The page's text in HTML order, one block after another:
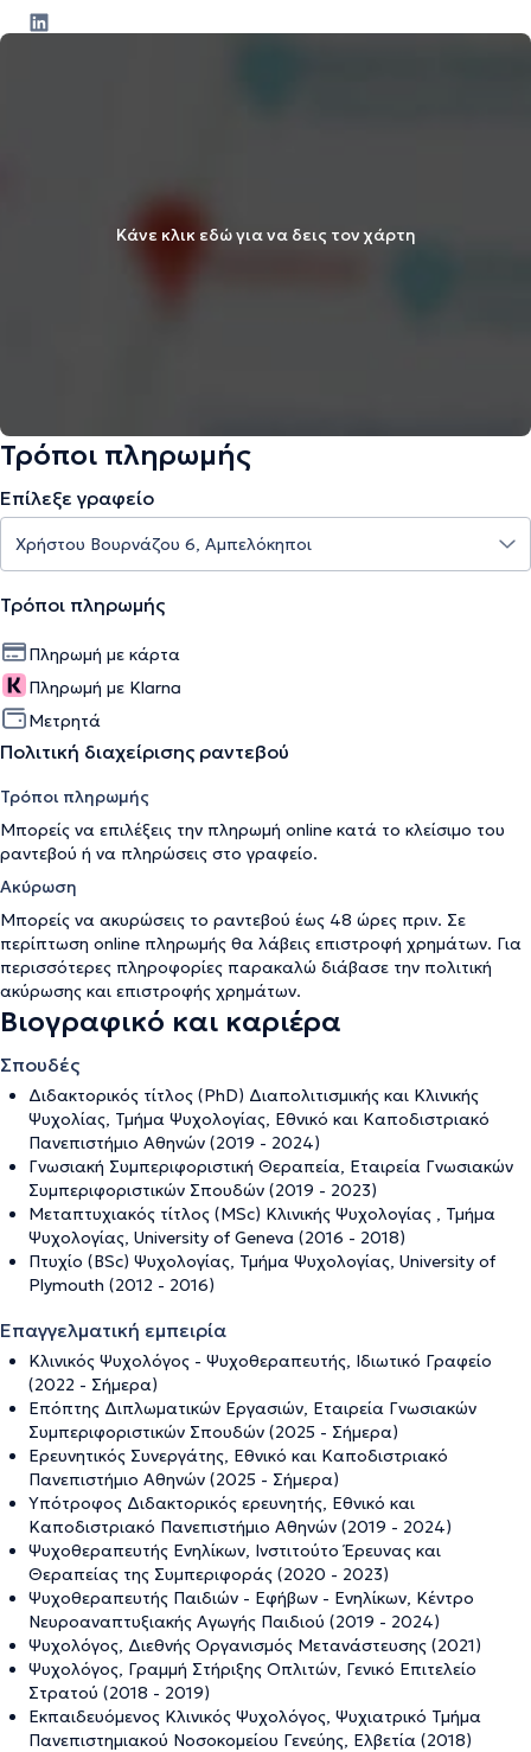
Κάνε κλικ εδώ για να δεις τον χάρτη
Τρόποι πληρωμής
Επίλεξε γραφείο
Τρόποι πληρωμής
Πληρωμή με κάρτα
Πληρωμή με Klarna
Μετρητά
Πολιτική διαχείρισης ραντεβού
Τρόποι πληρωμής
Μπορείς να επιλέξεις την πληρωμή online κατά το κλείσιμο του
ραντεβού ή να πληρώσεις στο γραφείο.
Ακύρωση
Μπορείς να ακυρώσεις το ραντεβού έως 48 ώρες πριν. Σε
περίπτωση online πληρωμής θα λάβεις επιστροφή χρημάτων. Για
περισσότερες πληροφορίες παρακαλώ διάβασε την πολιτική
ακύρωσης και επιστροφής χρημάτων.
Βιογραφικό και καριέρα
Σπουδές
Διδακτορικός τίτλος (PhD) Διαπολιτισμικής και Κλινικής
Ψυχολίας, Τμήμα Ψυχολογίας, Εθνικό και Καποδιστριακό
Πανεπιστήμιο Αθηνών (2019 - 2024)
Γνωσιακή Συμπεριφοριστική Θεραπεία, Εταιρεία Γνωσιακών
Συμπεριφοριστικών Σπουδών (2019 - 2023)
Μεταπτυχιακός τίτλος (MSc) Κλινικής Ψυχολογίας , Τμήμα
Ψυχολογίας, University of Geneva (2016 - 2018)
Πτυχίο (BSc) Ψυχολογίας, Τμήμα Ψυχολογίας, University of
Plymouth (2012 - 2016)
Επαγγελματική εμπειρία
Κλινικός Ψυχολόγος - Ψυχοθεραπευτής, Ιδιωτικό Γραφείο
(2022 - Σήμερα)
Επόπτης Διπλωματικών Εργασιών, Εταιρεία Γνωσιακών
Συμπεριφοριστικών Σπουδών (2025 - Σήμερα)
Ερευνητικός Συνεργάτης, Εθνικό και Καποδιστριακό
Πανεπιστήμιο Αθηνών (2025 - Σήμερα)
Υπότροφος Διδακτορικός ερευνητής, Εθνικό και
Καποδιστριακό Πανεπιστήμιο Αθηνών (2019 - 2024)
Ψυχοθεραπευτής Ενηλίκων, Ινστιτούτο Έρευνας και
Θεραπείας της Συμπεριφοράς (2020 - 2023)
Ψυχοθεραπευτής Παιδιών - Εφήβων - Ενηλίκων, Κέντρο
Νευροαναπτυξιακής Αγωγής Παιδιού (2019 - 2024)
Ψυχολόγος, Διεθνής Οργανισμός Μετανάστευσης (2021)
Ψυχολόγος, Γραμμή Στήριξης Οπλιτών, Γενικό Επιτελείο
Στρατού (2018 - 2019)
Εκπαιδευόμενος Κλινικός Ψυχολόγος, Ψυχιατρικό Τμήμα
Πανεπιστημιακού Νοσοκομείου Γενεύης, Ελβετία (2018)